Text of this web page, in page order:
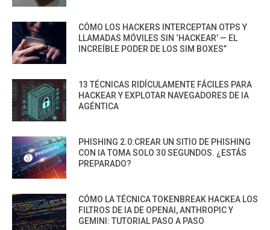
CÓMO LOS HACKERS INTERCEPTAN OTPS Y
LLAMADAS MÓVILES SIN ‘HACKEAR’ — EL
INCREÍBLE PODER DE LOS SIM BOXES”
13 TÉCNICAS RIDÍCULAMENTE FÁCILES PARA
HACKEAR Y EXPLOTAR NAVEGADORES DE IA
AGÉNTICA
PHISHING 2.0:CREAR UN SITIO DE PHISHING
CON IA TOMA SOLO 30 SEGUNDOS. ¿ESTÁS
PREPARADO?
CÓMO LA TÉCNICA TOKENBREAK HACKEA LOS
FILTROS DE IA DE OPENAI, ANTHROPIC Y
GEMINI: TUTORIAL PASO A PASO